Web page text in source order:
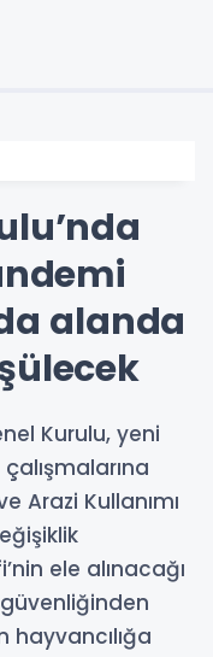
alanda
Kurulu, yeni
Arazi Kullanımı
ele alınacağı
güvenliğinden
hayvancılığa